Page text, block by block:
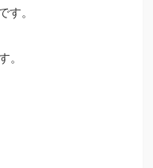
す。
。